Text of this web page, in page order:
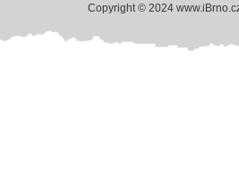
Copyright © 2024